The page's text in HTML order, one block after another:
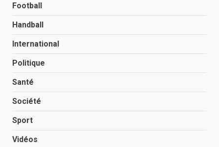
Football
Handball
International
Politique
Santé
Société
Sport
Vidéos